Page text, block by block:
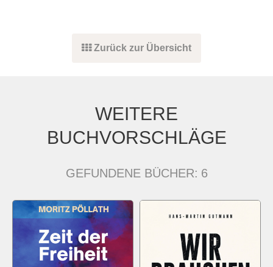
Zurück zur Übersicht
WEITERE
BUCHVORSCHLÄGE
GEFUNDENE BÜCHER: 6